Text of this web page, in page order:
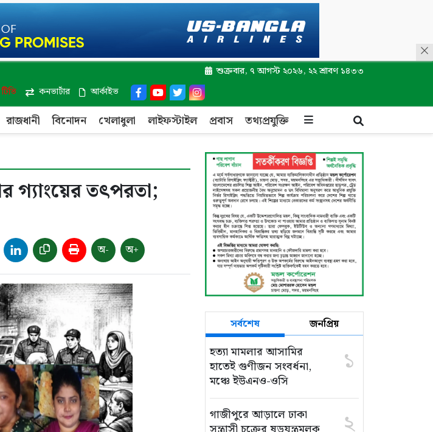
শুক্রবার, ৭ আগস্ট ২০২৬, ২২ শ্রাবণ ১৪৩৩
কনভার্টার আর্কাইভ
রাজধানী বিনোদন খেলাধুলা লাইফস্টাইল প্রবাস তথ্যপ্রযুক্তি
গ্যাংয়ের তৎপরতা;
অ- অ+
সর্বশেষ জনপ্রিয়
হত্যা মামলার আসামির
হাতেই গুণীজন সংবর্ধনা,
মঞ্চে ইউএনও-ওসি
১
গাজীপুরে আড়ালে ঢাকা
২